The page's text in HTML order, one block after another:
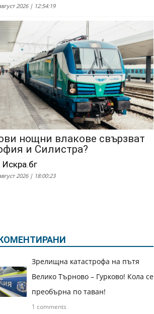
2026 | 12:54:19
нощни влакове свързват
и Силистра?
Искра.бг
2026 | 18:00:23
Зрелищна катастрофа на пътя
Велико Търново – Гурково! Кола се
преобърна по таван!
1 comments